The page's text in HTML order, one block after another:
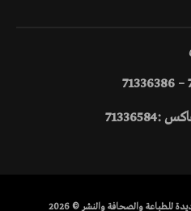
للطباعة والصحافة والنشر © 2026